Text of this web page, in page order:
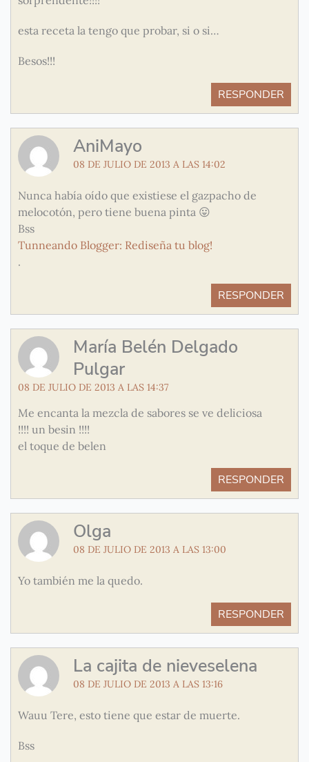
esta receta la tengo que probar, si o si…
Besos!!!
RESPONDER
AniMayo
08 DE JULIO DE 2013 A LAS 14:02
Nunca había oído que existiese el gazpacho de
melocotón, pero tiene buena pinta 😛
Bss
Tunneando Blogger: Rediseña tu blog!
.
RESPONDER
María Belén Delgado
Pulgar
08 DE JULIO DE 2013 A LAS 14:37
Me encanta la mezcla de sabores se ve deliciosa
!!!! un besin !!!!
el toque de belen
RESPONDER
Olga
08 DE JULIO DE 2013 A LAS 13:00
Yo también me la quedo.
RESPONDER
La cajita de nieveselena
08 DE JULIO DE 2013 A LAS 13:16
Wauu Tere, esto tiene que estar de muerte.
Bss